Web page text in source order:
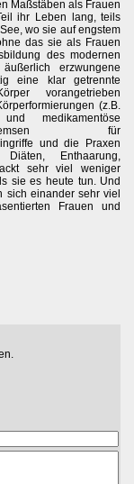
Maßstäben als Frauen
ihr Leben lang, teils
wo sie auf engstem
das sie als Frauen
des modernen
erzwungene
eine klar getrennte
vorangetrieben
(z.B.
medikamentöse
für
und die Praxen
Enthaarung,
sehr viel weniger
sie es heute tun. Und
sich einander sehr viel
Frauen und